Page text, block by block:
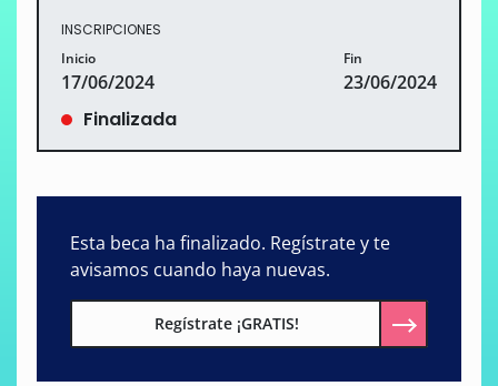
INSCRIPCIONES
Inicio
17/06/2024
Fin
23/06/2024
Finalizada
Esta beca ha finalizado. Regístrate y te
avisamos cuando haya nuevas.
Regístrate ¡GRATIS!